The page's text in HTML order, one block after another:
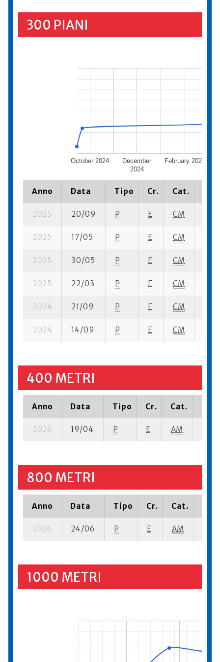
300 PIANI
October 2024
December
2024
February 2025
Anno Data Tipo Cr. Cat.
2025 20/09 P E CM
2025 17/05 P E CM
2025 30/05 P E CM
2025 22/03 P E CM
2024 21/09 P E CM
2024 14/09 P E CM
400 METRI
Anno Data Tipo Cr. Cat.
2026 19/04 P E AM
800 METRI
Anno Data Tipo Cr. Cat.
2026 24/06 P E AM
1000 METRI